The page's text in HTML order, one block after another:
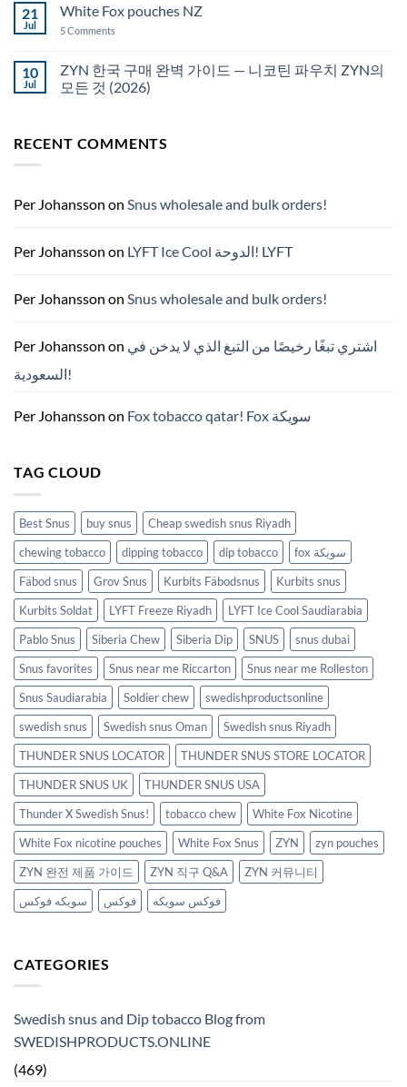
snus
국
snus
구
매
21
Jul
White Fox pouches NZ
5 Comments
pouches
NZ
10
Jul
ZYN 한국 구매 완벽 가이드 — 니코틴 파우치 ZYN의
모든 것 (2026)
ZYN
한
벽
—
파
의
든
RECENT COMMENTS
Per Johansson on Snus wholesale and bulk orders!
Per Johansson on LYFT Ice Cool الدوحة! LYFT
Per Johansson on Snus wholesale and bulk orders!
Per Johansson on اشتري تبغًا رخيصًا من التبغ الذي لا يدخن في
السعودية!
Per Johansson on Fox tobacco qatar! Fox سويكة
TAG CLOUD
Best Snus buy snus
Cheap swedish snus Riyadh
chewing tobacco
dipping tobacco dip tobacco
fox سويكة
Fäbod snus
Grov Snus Kurbits Fäbodsnus
Kurbits snus
Kurbits Soldat
LYFT Freeze Riyadh
LYFT Ice Cool Saudiarabia
Pablo Snus
Siberia Chew Siberia Dip SNUS
snus dubai
Snus favorites
Snus near me Riccarton
Snus near me Rolleston
Snus Saudiarabia
Soldier chew
swedishproductsonline
swedish snus
Swedish snus Oman
Swedish snus Riyadh
THUNDER SNUS LOCATOR
THUNDER SNUS STORE LOCATOR
THUNDER SNUS UK
THUNDER SNUS USA
Thunder X Swedish Snus!
tobacco chew
White Fox Nicotine
White Fox nicotine pouches
White Fox Snus ZYN
zyn pouches
ZYN 완전 제품 가이드
ZYN 직구 Q&A
ZYN 커뮤니티
سويكه فوكس
فوكس فوكس سويكه
CATEGORIES
Swedish snus and Dip tobacco Blog from
SWEDISHPRODUCTS.ONLINE
(469)